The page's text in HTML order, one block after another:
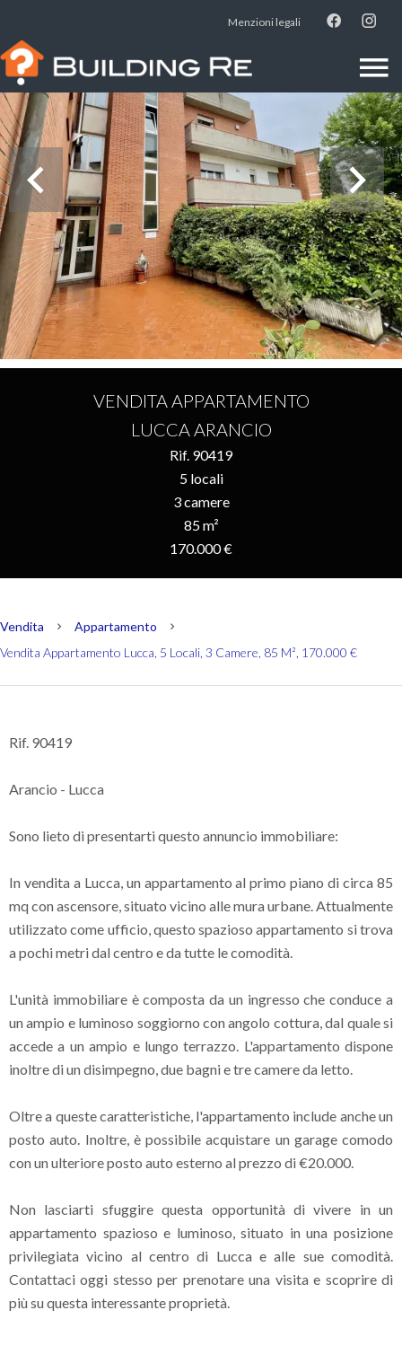
Menzioni legali
VENDITA APPARTAMENTO
LUCCA ARANCIO
Rif. 90419
5 locali
3 camere
85 m²
170.000 €
Vendita
Appartamento
Vendita Appartamento Lucca, 5 Locali, 3 Camere, 85 M², 170.000 €
Rif. 90419
Arancio - Lucca
Sono lieto di presentarti questo annuncio immobiliare:
In vendita a Lucca, un appartamento al primo piano di circa 85
mq con ascensore, situato vicino alle mura urbane. Attualmente
utilizzato come ufficio, questo spazioso appartamento si trova
a pochi metri dal centro e da tutte le comodità.
L'unità immobiliare è composta da un ingresso che conduce a
un ampio e luminoso soggiorno con angolo cottura, dal quale si
accede a un ampio e lungo terrazzo. L'appartamento dispone
inoltre di un disimpegno, due bagni e tre camere da letto.
Oltre a queste caratteristiche, l'appartamento include anche un
posto auto. Inoltre, è possibile acquistare un garage comodo
con un ulteriore posto auto esterno al prezzo di €20.000.
Non lasciarti sfuggire questa opportunità di vivere in un
appartamento spazioso e luminoso, situato in una posizione
privilegiata vicino al centro di Lucca e alle sue comodità.
Contattaci oggi stesso per prenotare una visita e scoprire di
più su questa interessante proprietà.